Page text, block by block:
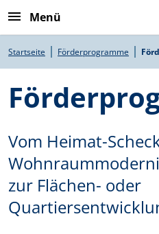
Menü
Startseite Förderprogramme
Vom Heimat-
zur Flächen- oder